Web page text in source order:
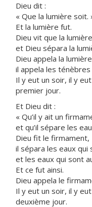
Dieu dit :
« Que la lumière soit.
Et la lumière fut.
Dieu vit que la
et Dieu sépara la
Dieu appela la
il appela les ténèbres
Il y eut un soir, il y
premier jour.
Et Dieu dit :
« Qu’il y ait un
et qu’il sépare les
Dieu fit le firmament,
il sépara les eaux
et les eaux qui sont
Et ce fut ainsi.
Dieu appela le
Il y eut un soir, il y
deuxième jour.